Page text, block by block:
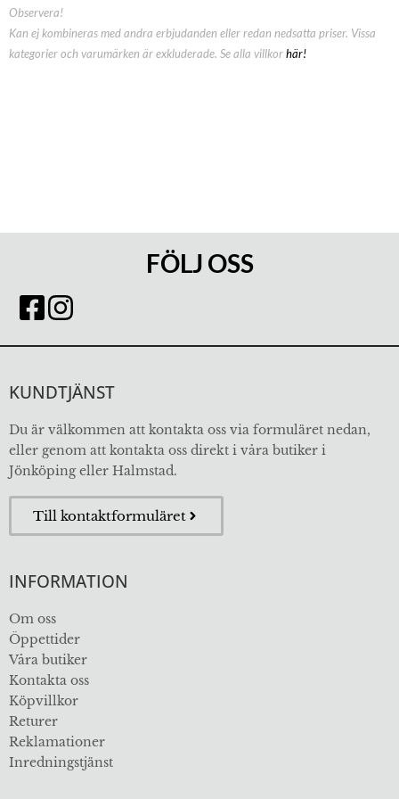
Observera!
Kan ej kombineras med andra erbjudanden eller redan nedsatta priser. Vissa
kategorier och varumärken är exkluderade. Se alla villkorhär!
FÖLJ OSS
KUNDTJÄNST
Du är välkommen att kontakta oss via formuläret nedan,
eller genom att kontakta oss direkt i våra butiker i
Jönköping eller Halmstad.
Till kontaktformuläret
INFORMATION
Om oss
Öppettider
Våra butiker
Kontakta oss
Köpvillkor
Returer
Reklamationer
Inredningstjänst